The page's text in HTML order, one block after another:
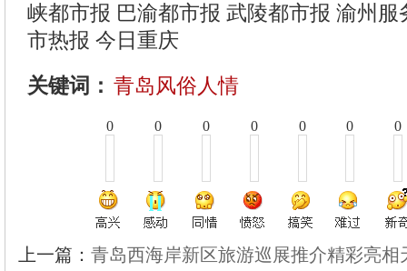
峡都市报 巴渝都市报 武陵都市报 渝州服
市热报 今日重庆
关键词： 青岛风俗人情
0 0 0 0 0 0 0
上一篇： 青岛西海岸新区旅游巡展推介精彩亮相